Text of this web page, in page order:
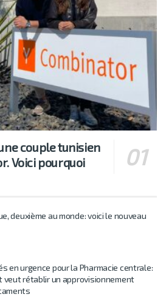
couple tunisien
Voici pourquoi
deuxième au monde: voici le nouveau
en urgence pour la Pharmacie centrale:
veut rétablir un approvisionnement